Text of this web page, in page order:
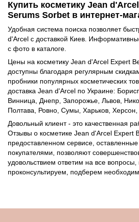
Купить косметику Jean
Serums Sorbet в интернет-
Удобная система поиска позволяет
d'Arcel с доставкой Киев.
с фото в каталоге.
Цены на косметику Jean d'Arcel Expert
доступны благодаря регулярным
пробники популярных косметических
доставка Jean d'Arcel по Украине:
Винница, Днепр, Запорожье, Львов,
Полтава, Ровно, Сумы, Харьков,
Довольный клиент - это качественная
Отзывы о косметике Jean d'Arcel Expert
предоставленном сервисе,
покупателями, позволяют
удовольствием ответим на все
проконсультируем, подберем